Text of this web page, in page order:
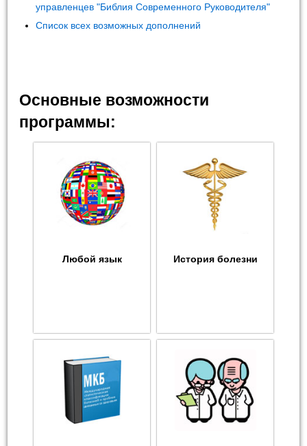
управленцев "Библия Современного Руководителя"
Список всех возможных дополнений
Основные возможности
программы:
Любой язык История болезни